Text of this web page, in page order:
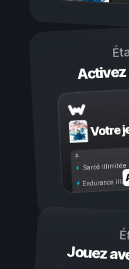
Votre
Santé illimitée
Endurance
Jouez